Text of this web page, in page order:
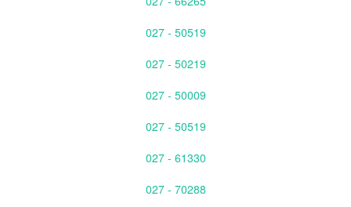
027 - 50519
027 - 50219
027 - 50009
027 - 50519
027 - 61330
027 - 70288